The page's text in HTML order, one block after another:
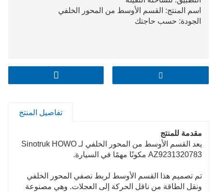
اسم المنتج: القسم الأوسط من المحور الخلفي
الجودة: حسب حاجتك
تفاصيل المنتج
مقدمة للمنتج
يعد القسم الأوسط من المحور الخلفي لـ Sinotruk HOWO
AZ9231320783 مكونًا مهمًا في السيارة.
تم تصميم هذا القسم الأوسط لربط نصفي المحور الخلفي
ونقل الطاقة من ناقل الحركة إلى العجلات. وهي مصنوعة